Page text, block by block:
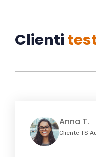
Clienti
Anna T.
Cliente TS